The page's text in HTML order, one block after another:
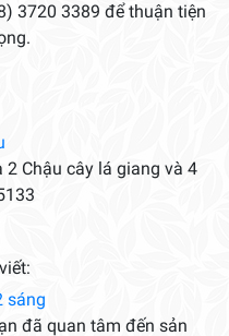
3720 3389 để thuận tiện
Chậu cây lá giang và 4
viết:
sáng
đã quan tâm đến sản